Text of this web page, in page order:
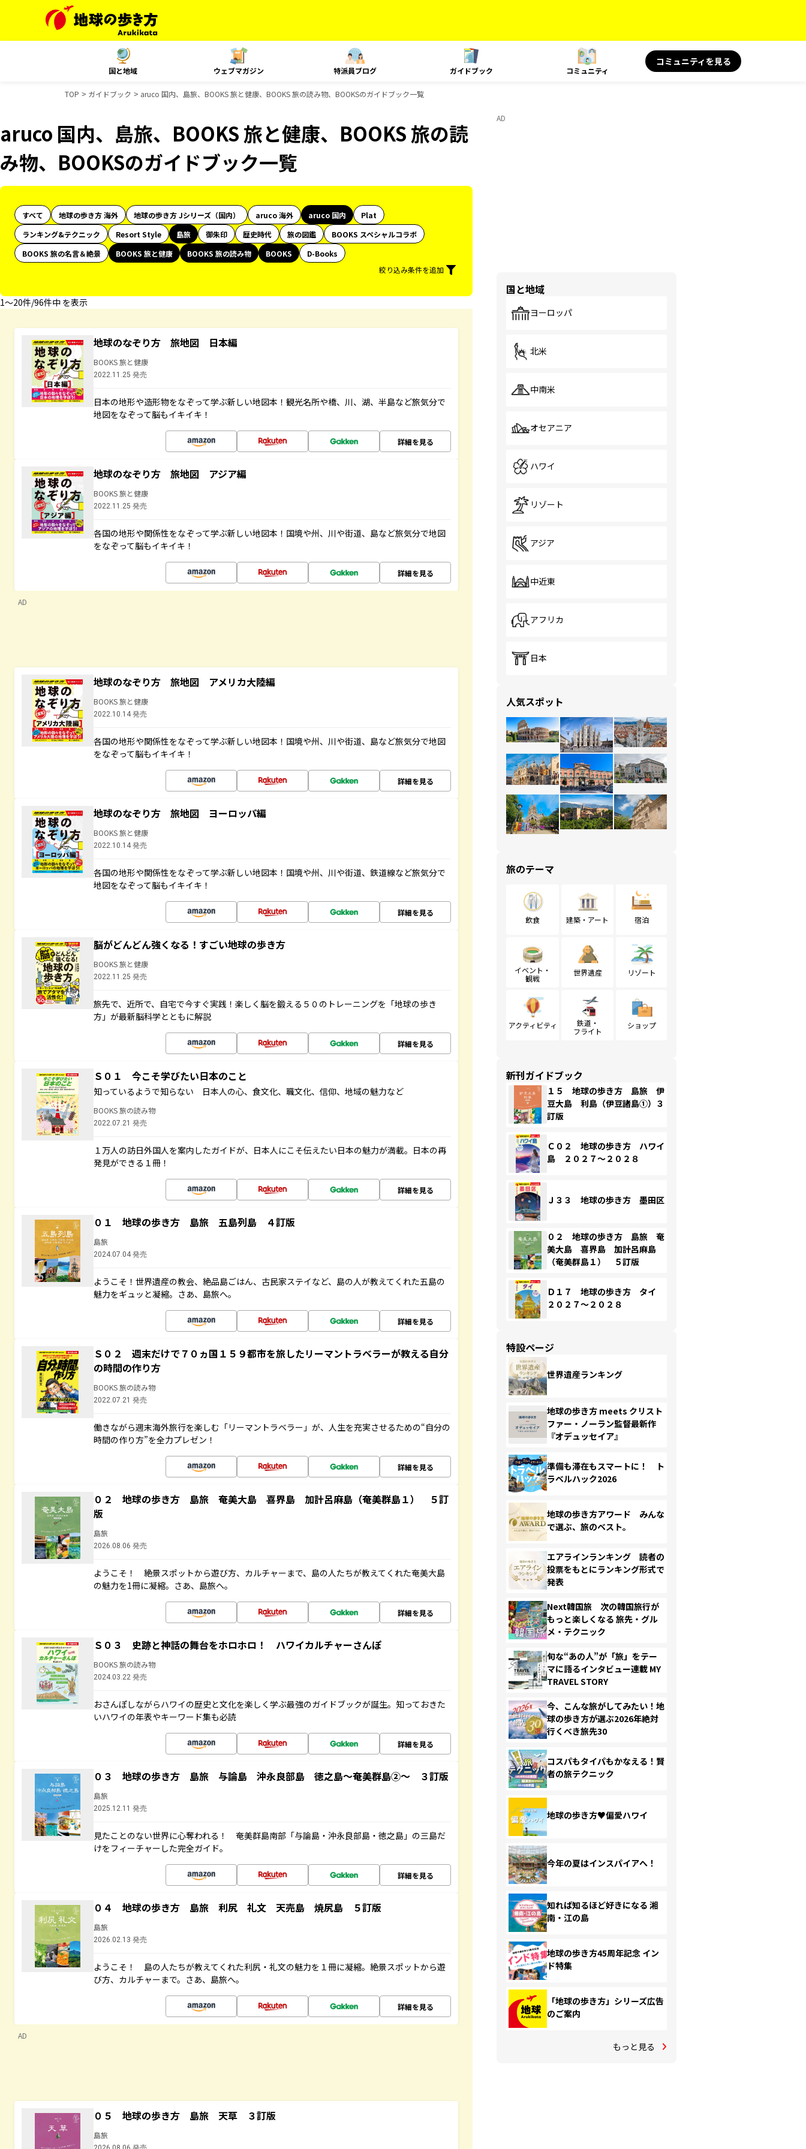
国と地域 ウェブマガジン 特派員ブログ ガイドブック コミュニティ
コミュニティを見る
TOP ガイドブック aruco 国内、島旅、BOOKS 旅と健康、BOOKS 旅の読み物、BOOKSのガイドブック一覧
aruco 国内、島旅、BOOKS 旅と健康、BOOKS 旅の読
み物、BOOKSのガイドブック一覧
すべて 地球の歩き方 海外 地球の歩き方 Jシリーズ（国内） aruco 海外 aruco 国内
Plat
ランキング&テクニック
Resort Style 島旅 御朱印 歴史時代 旅の図鑑
BOOKS スペシャルコラボ
BOOKS 旅の名言＆絶景
BOOKS 旅と健康 BOOKS 旅の読み物 BOOKS
D-Books
絞り込み条件を追加
1〜20件/96件中 を表示
地球のなぞり方 旅地図 日本編
BOOKS 旅と健康
2022.11.25 発売
日本の地形や造形物をなぞって学ぶ新しい地図本！観光名所や橋、川、湖、半島など旅気分で
地図をなぞって脳もイキイキ！
詳細を見る
地球のなぞり方 旅地図 アジア編
BOOKS 旅と健康
2022.11.25 発売
各国の地形や関係性をなぞって学ぶ新しい地図本！国境や州、川や街道、島など旅気分で地図
をなぞって脳もイキイキ！
詳細を見る
AD
地球のなぞり方 旅地図 アメリカ大陸編
BOOKS 旅と健康
2022.10.14 発売
各国の地形や関係性をなぞって学ぶ新しい地図本！国境や州、川や街道、島など旅気分で地図
をなぞって脳もイキイキ！
詳細を見る
地球のなぞり方 旅地図 ヨーロッパ編
BOOKS 旅と健康
2022.10.14 発売
各国の地形や関係性をなぞって学ぶ新しい地図本！国境や州、川や街道、鉄道線など旅気分で
地図をなぞって脳もイキイキ！
詳細を見る
脳がどんどん強くなる！すごい地球の歩き方
BOOKS 旅と健康
2022.11.25 発売
旅先で、近所で、自宅で今すぐ実践！楽しく脳を鍛える５０のトレーニングを「地球の歩き
方」が最新脳科学とともに解説
詳細を見る
Ｓ０１ 今こそ学びたい日本のこと
知っているようで知らない 日本人の心、食文化、職文化、信仰、地域の魅力など
BOOKS 旅の読み物
2022.07.21 発売
１万人の訪日外国人を案内したガイドが、日本人にこそ伝えたい日本の魅力が満載。日本の再
発見ができる１冊！
詳細を見る
０１ 地球の歩き方 島旅 五島列島 ４訂版
島旅
2024.07.04 発売
ようこそ！世界遺産の教会、絶品島ごはん、古民家ステイなど、島の人が教えてくれた五島の
魅力をギュッと凝縮。さあ、島旅へ。
詳細を見る
Ｓ０２ 週末だけで７０ヵ国１５９都市を旅したリーマントラベラーが教える自分
の時間の作り方
BOOKS 旅の読み物
2022.07.21 発売
働きながら週末海外旅行を楽しむ「リーマントラベラー」が、人生を充実させるための“自分の
時間の作り方”を全力プレゼン！
詳細を見る
０２ 地球の歩き方 島旅 奄美大島 喜界島 加計呂麻島（奄美群島１） ５訂
版
島旅
2026.08.06 発売
ようこそ！ 絶景スポットから遊び方、カルチャーまで、島の人たちが教えてくれた奄美大島
の魅力を1冊に凝縮。さあ、島旅へ。
詳細を見る
Ｓ０３ 史跡と神話の舞台をホロホロ！ ハワイカルチャーさんぽ
BOOKS 旅の読み物
2024.03.22 発売
おさんぽしながらハワイの歴史と文化を楽しく学ぶ最強のガイドブックが誕生。知っておきた
いハワイの年表やキーワード集も必読
詳細を見る
０３ 地球の歩き方 島旅 与論島 沖永良部島 徳之島～奄美群島②～ ３訂版
島旅
2025.12.11 発売
見たことのない世界に心奪われる！ 奄美群島南部「与論島・沖永良部島・徳之島」の三島だ
けをフィーチャーした完全ガイド。
詳細を見る
０４ 地球の歩き方 島旅 利尻 礼文 天売島 焼尻島 ５訂版
島旅
2026.02.13 発売
ようこそ！ 島の人たちが教えてくれた利尻・礼文の魅力を１冊に凝縮。絶景スポットから遊
び方、カルチャーまで。さあ、島旅へ。
詳細を見る
AD
０５ 地球の歩き方 島旅 天草 ３訂版
島旅
AD
国と地域
ヨーロッパ
北米
中南米
オセアニア
ハワイ
リゾート
アジア
中近東
アフリカ
日本
人気スポット
旅のテーマ
飲食 建築・アート 宿泊
イベント・
観戦
世界遺産 リゾート
アクティビティ
鉄道・
フライト
ショップ
新刊ガイドブック
１５ 地球の歩き方 島旅 伊
豆大島 利島（伊豆諸島①）３
訂版
Ｃ０２ 地球の歩き方 ハワイ
島 ２０２７～２０２８
Ｊ３３ 地球の歩き方 墨田区
０２ 地球の歩き方 島旅 奄
美大島 喜界島 加計呂麻島
（奄美群島１） ５訂版
Ｄ１７ 地球の歩き方 タイ
２０２７～２０２８
特設ページ
世界遺産ランキング
地球の歩き方 meets クリスト
ファー・ノーラン監督最新作
『オデュッセイア』
準備も滞在もスマートに！ ト
ラベルハック2026
地球の歩き方アワード みんな
で選ぶ、旅のベスト。
エアラインランキング 読者の
投票をもとにランキング形式で
発表
Next韓国旅 次の韓国旅行が
もっと楽しくなる 旅先・グル
メ・テクニック
旬な“あの人”が「旅」をテー
マに語るインタビュー連載 MY
TRAVEL STORY
今、こんな旅がしてみたい！地
球の歩き方が選ぶ2026年絶対
行くべき旅先30
コスパもタイパもかなえる！賢
者の旅テクニック
地球の歩き方♥偏愛ハワイ
今年の夏はインスパイアへ！
知れば知るほど好きになる 湘
南・江の島
地球の歩き方45周年記念 イン
ド特集
「地球の歩き方」シリーズ広告
のご案内
もっと見る